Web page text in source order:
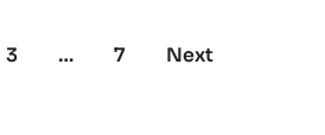
3 … 7 Next